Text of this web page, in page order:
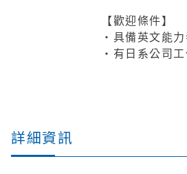
【歡迎條件】
・具備英文能
・有日系公司
詳細資訊